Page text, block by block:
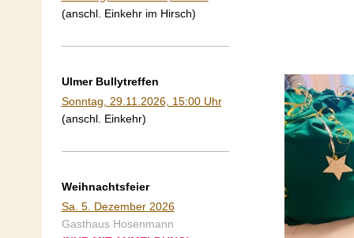
(anschl. Einkehr im Hirsch)
Ulmer Bullytreffen
Sonntag, 29.11.2026, 15:00 Uhr
(anschl. Einkehr)
Weihnachtsfeier
Sa. 5. Dezember 2026
Gasthaus Hosenmann